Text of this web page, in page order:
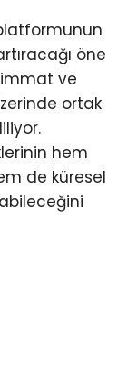
öne
ve
ortak
hem
de küresel